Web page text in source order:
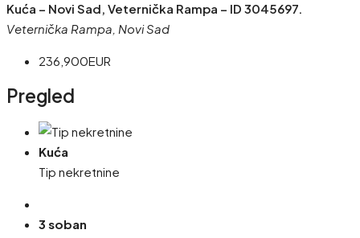
Kuća – Novi Sad, Veternička Rampa – ID 3045697.
Veternička Rampa, Novi Sad
236,900EUR
Pregled
Kuća
Tip nekretnine
3 soban